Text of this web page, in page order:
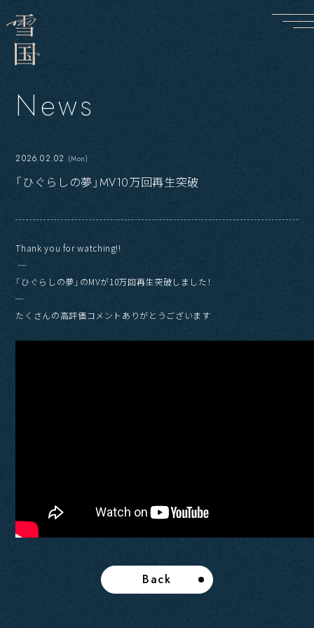
News
2026.02.02 (Mon)
「ひぐらしの夢」MV10万回再生突破
Thank you for watching!!
┈
「ひぐらしの夢」のMVが10万回再生突破しました！
┈
たくさんの高評価コメントありがとうございます
Back